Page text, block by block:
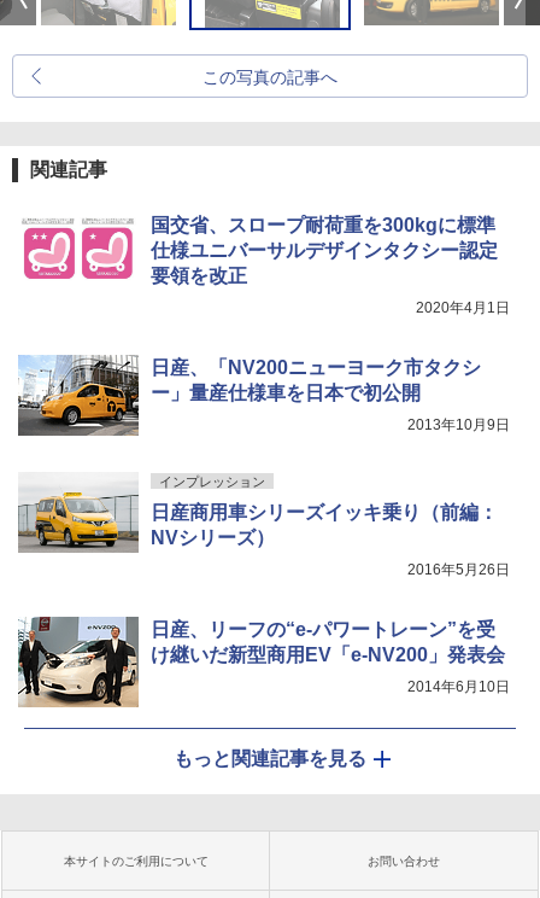
この写真の記事へ
関連記事
国交省、スロープ耐荷重を300kgに標準
仕様ユニバーサルデザインタクシー認定
要領を改正
2020年4月1日
日産、「NV200ニューヨーク市タクシ
ー」量産仕様車を日本で初公開
2013年10月9日
インプレッション
日産商用車シリーズイッキ乗り（前編：
NVシリーズ）
2016年5月26日
日産、リーフの“e-パワートレーン”を受
け継いだ新型商用EV「e-NV200」発表会
2014年6月10日
もっと関連記事を見る
本サイトのご利用について お問い合わせ